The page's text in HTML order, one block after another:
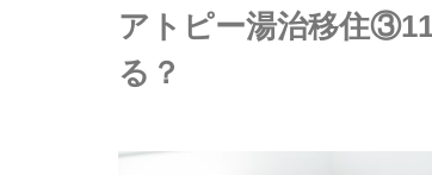
アトピー湯治移住
る？